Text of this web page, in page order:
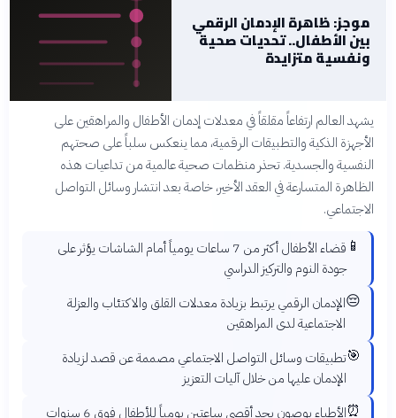
موجز: ظاهرة الإدمان الرقمي
بين الأطفال.. تحديات صحية
ونفسية متزايدة
يشهد العالم ارتفاعاً مقلقاً في معدلات إدمان الأطفال والمراهقين على
الأجهزة الذكية والتطبيقات الرقمية، مما ينعكس سلباً على صحتهم
النفسية والجسدية. تحذر منظمات صحية عالمية من تداعيات هذه
الظاهرة المتسارعة في العقد الأخير، خاصة بعد انتشار وسائل التواصل
الاجتماعي.
📱
قضاء الأطفال أكثر من 7 ساعات يومياً أمام الشاشات يؤثر على
جودة النوم والتركيز الدراسي
😔الإدمان الرقمي يرتبط بزيادة معدلات القلق والاكتئاب والعزلة
الاجتماعية لدى المراهقين
🎯تطبيقات وسائل التواصل الاجتماعي مصممة عن قصد لزيادة
الإدمان عليها من خلال آليات التعزيز
⏰ الأطباء يوصون بحد أقصى ساعتين يومياً للأطفال فوق 6 سنوات